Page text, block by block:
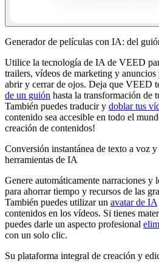
Generador de películas con IA: del
Utilice la tecnología de IA de VEED
trailers, vídeos de marketing y anuncios
abrir y cerrar de ojos. Deja que VEED
de un guión hasta la transformación de
También puedes traducir y doblar tus
contenido sea accesible en todo el
creación de contenidos!
Conversión instantánea de texto a voz
herramientas de IA
Genere automáticamente narraciones y
para ahorrar tiempo y recursos de las
También puedes utilizar un avatar de IA
contenidos en los vídeos. Si tienes
puedes darle un aspecto profesional
con un solo clic.
Su plataforma integral de creación y